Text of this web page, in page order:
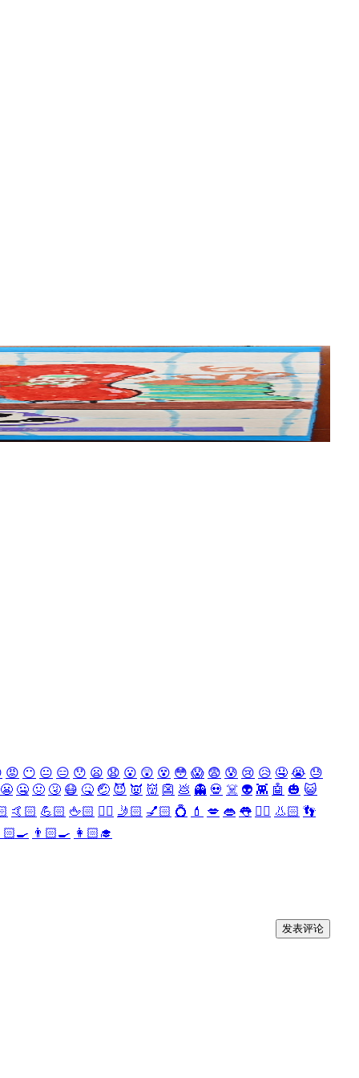
😡 😶 😐 😑 😯 😦 😧 😮 😲 😵 😳 😱 😨 😰 😢 😥 🤤 😭 😓
😬 🤐 🤢 🤧 😷 🤒 🤕 😈 👿 👹 👺 💩 👻 💀 ☠️ 👽 👾 🤖 🎃 😺
🤙🏻 💪🏻 🖕🏻 ✍🏻 🤳🏻 💅🏻 💍 💄 💋 👄 👅 👂🏻 👃🏻 👣
👨🏻‍🍳 👩🏻‍🎓